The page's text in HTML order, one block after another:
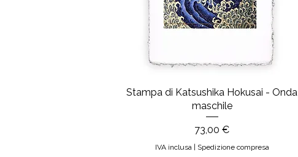
Stampa di Katsushika Hokusai - Onda
maschile
Prezzo
73,00 €
IVA inclusa| Spedizione compresa